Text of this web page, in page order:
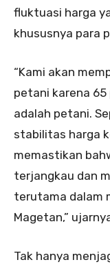
fluktuasi harga
khususnya para
“Kami akan
petani karena 65
adalah petani.
stabilitas harga
memastikan
terjangkau dan
terutama dalam
Magetan,”
Tak hanya